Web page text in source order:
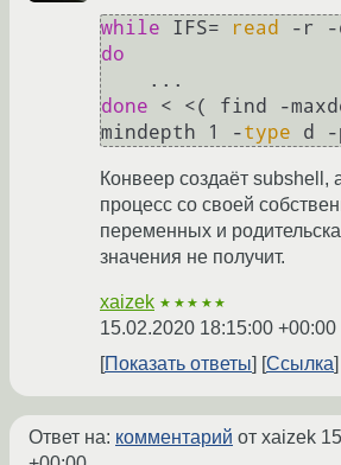
while IFS= read -r -
do
done < <( find -
mindepth 1 -type
Конвеер создаёт subshell,
процесс со своей
переменных и
значения не получит.
xaizek ★★★★★
15.02.2020 18:15:00 +00:00
Показать ответы
Ссылка
Ответ на: комментарий от xaizek